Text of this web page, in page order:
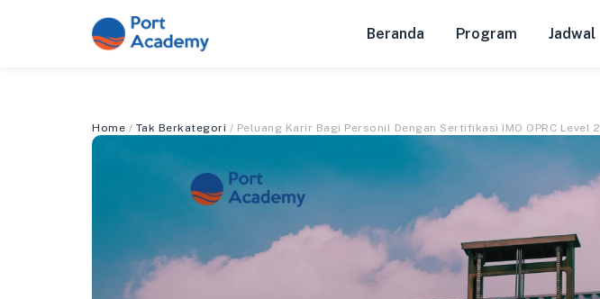
Beranda Program Jadwal
Home / Tak Berkategori / Peluang Karir Bagi Personil Dengan Sertifikasi IMO OPRC Level 2